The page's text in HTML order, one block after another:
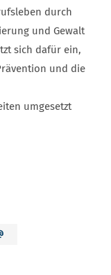
durch
und Gewalt
sich dafür ein,
und die
umgesetzt